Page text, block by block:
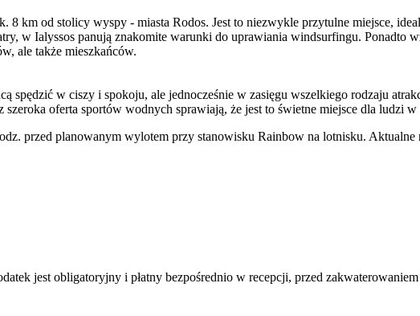
km od stolicy wyspy - miasta Rodos. Jest to niezwykle przytulne miejsce,
w Ialyssos panują znakomite warunki do uprawiania windsurfingu. Ponadto
ale także mieszkańców.
spędzić w ciszy i spokoju, ale jednocześnie w zasięgu wszelkiego rodzaju
oferta sportów wodnych sprawiają, że jest to świetne miejsce dla ludzi
przed planowanym wylotem przy stanowisku Rainbow na lotnisku. Aktualne
jest obligatoryjny i płatny bezpośrednio w recepcji, przed